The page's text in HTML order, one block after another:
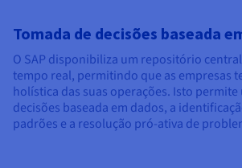
Tomada de decisões baseada
O SAP disponibiliza um repositório
tempo real, permitindo que as empresas
holística das suas operações. Isto
decisões baseada em dados, a
padrões e a resolução pró-ativa de